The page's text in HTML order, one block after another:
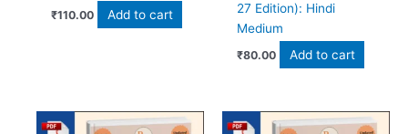
₹110.00 Add to cart
27 Edition): Hindi
Medium
₹80.00 Add to cart